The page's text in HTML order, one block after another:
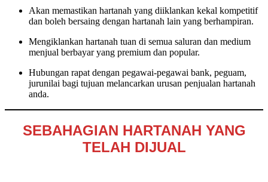
Akan memastikan hartanah yang diiklankan kekal kompetitif
dan boleh bersaing dengan hartanah lain yang berhampiran.
Mengiklankan hartanah tuan di semua saluran dan medium
menjual berbayar yang premium dan popular.
Hubungan rapat dengan pegawai-pegawai bank, peguam,
jurunilai bagi tujuan melancarkan urusan penjualan hartanah
anda.
SEBAHAGIAN HARTANAH YANG
TELAH DIJUAL